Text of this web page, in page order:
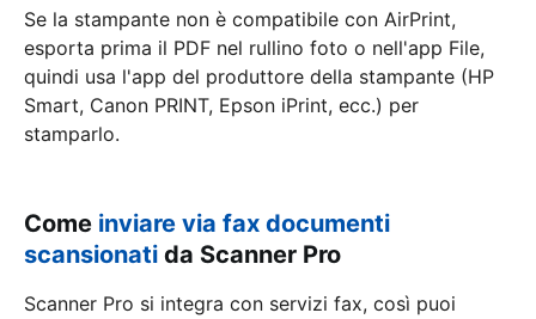
Se la stampante non è compatibile con AirPrint,
esporta prima il PDF nel rullino foto o nell'app File,
quindi usa l'app del produttore della stampante (HP
Smart, Canon PRINT, Epson iPrint, ecc.) per
stamparlo.
Come inviare via fax documenti
scansionati da Scanner Pro
Scanner Pro si integra con servizi fax, così puoi